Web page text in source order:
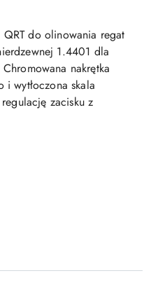
QRT do olinowania regat
1.4401 dla
nakrętka
i wytłoczona skala
zacisku z